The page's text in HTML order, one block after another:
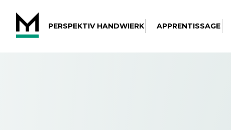
PERSPEKTIV HANDWIERK APPRENTISSAGE